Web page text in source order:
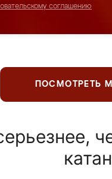
соглашению
ПОСМОТРЕТЬ